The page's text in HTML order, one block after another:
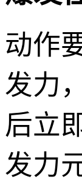
动作
发力
后立
发力